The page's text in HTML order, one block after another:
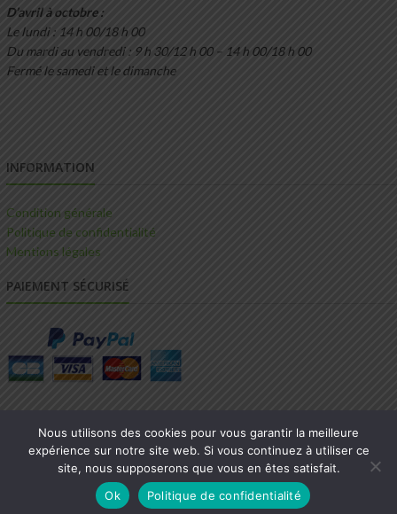
D’avril à octobre :
Le lundi : 14 h 00/18 h 00
Du mardi au vendredi : 9 h 30/12 h 00 – 14 h 00/18 h 00
Fermé le samedi et le dimanche
INFORMATION
Condition générale
Politique de confidentialité
Mentions légales
PAIEMENT SÉCURISÉ
© 2022 Pépinières du Clos Normand -Création en 2 clics.com
Nous utilisons des cookies pour vous garantir la meilleure
expérience sur notre site web. Si vous continuez à utiliser ce
site, nous supposerons que vous en êtes satisfait.
Ok
Politique de confidentialité